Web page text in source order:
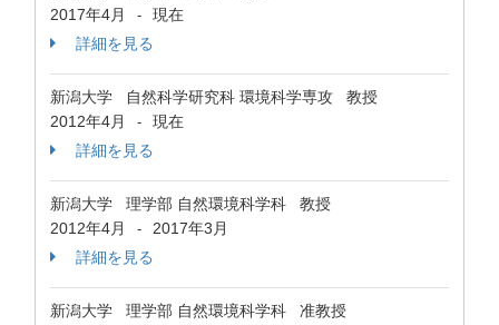
2017年4月
-
現在
詳細を見る
新潟大学 自然科学研究科 環境科学専攻 教授
2012年4月
-
現在
詳細を見る
新潟大学 理学部 自然環境科学科 教授
2012年4月
-
2017年3月
詳細を見る
新潟大学 理学部 自然環境科学科 准教授